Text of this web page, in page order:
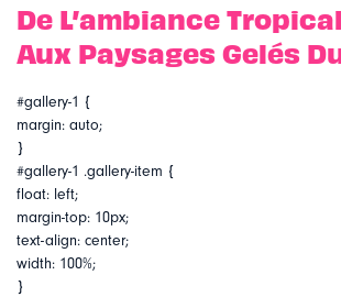
De L’ambiance
Aux Paysages Gelés
#gallery-1 {
margin: auto;
}
#gallery-1 .gallery-item {
float: left;
margin-top: 10px;
text-align: center;
width: 100%;
}